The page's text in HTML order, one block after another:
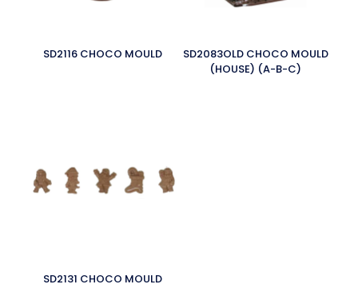
SD2116 CHOCO MOULD
SD2083OLD CHOCO MOULD
(HOUSE) (A-B-C)
SD2131 CHOCO MOULD